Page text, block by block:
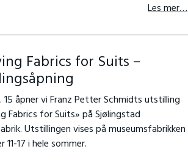
Les mer…
Fabrics for Suits –
15 åpner vi Franz Petter Schmidts utstilling
Fabrics for Suits» på Sjølingstad
Utstillingen vises på museumsfabrikken
11-17 i hele sommer.